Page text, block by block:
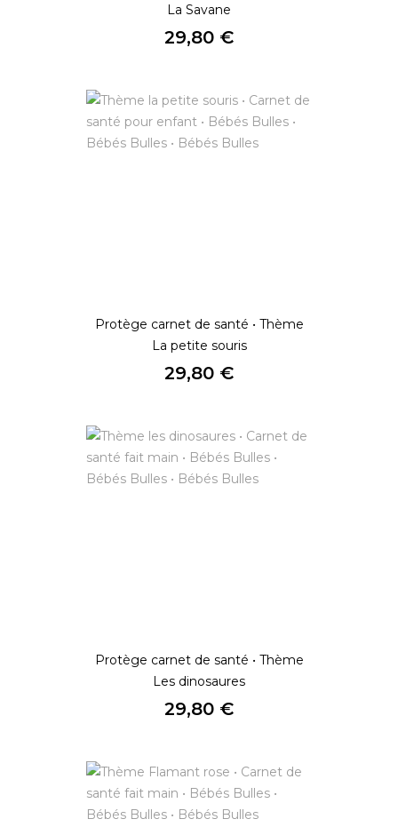
La Savane
Prix
29,80 €
Protège carnet de santé • Thème
La petite souris
Prix
29,80 €
Protège carnet de santé • Thème
Les dinosaures
Prix
29,80 €